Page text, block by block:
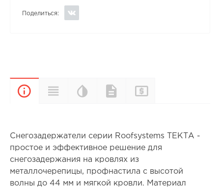
Поделиться:
ОписаниеХарактеристики
Цветовая
палитра
Документы
Снегозадержатели серии Roofsystems ТЕКТА -
простое и эффективное решение для
снегозадержания на кровлях из
металлочерепицы, профнастила с высотой
волны до 44 мм и мягкой кровли. Материал